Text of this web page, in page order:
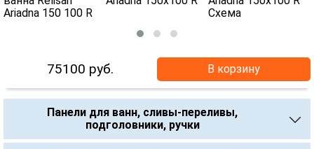
75100 руб. В корзину
Панели для ванн, сливы-переливы,
подголовники, ручки